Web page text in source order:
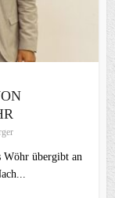
übergibt an